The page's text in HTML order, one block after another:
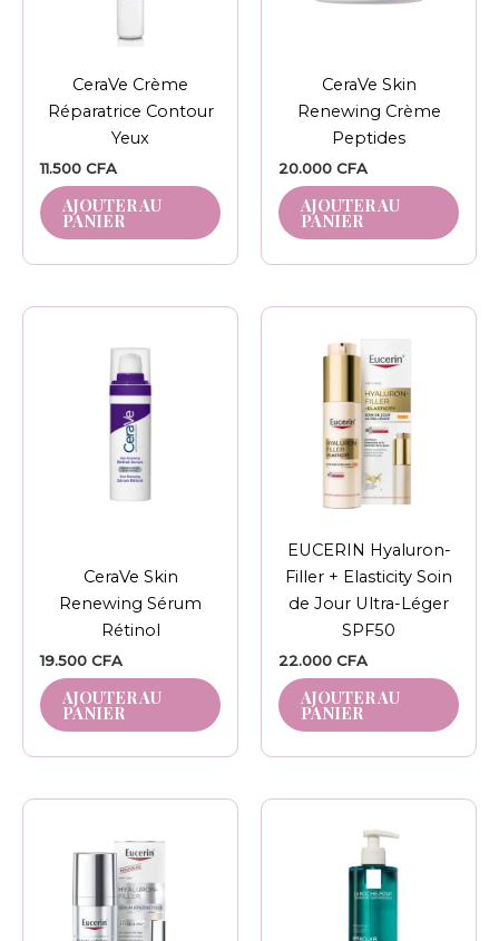
CeraVe Crème
Réparatrice Contour
Yeux
11.500 CFA
AJOUTER AU
PANIER
CeraVe Skin
Renewing Crème
Peptides
20.000 CFA
AJOUTER AU
PANIER
CeraVe Skin
Renewing Sérum
Rétinol
19.500 CFA
AJOUTER AU
PANIER
EUCERIN Hyaluron-
Filler + Elasticity Soin
de Jour Ultra-Léger
SPF50
22.000 CFA
AJOUTER AU
PANIER